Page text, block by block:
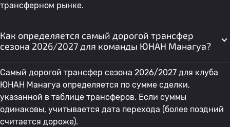
трансферном рынке.
Как определяется самый дорогой трансфер
сезона 2026/2027 для команды ЮНАН Манагуа?
Самый дорогой трансфер сезона 2026/2027 для клуба
ЮНАН Манагуа определяется по сумме сделки,
указанной в таблице трансферов. Если суммы
одинаковы, учитывается дата перехода (более поздний
считается дороже).